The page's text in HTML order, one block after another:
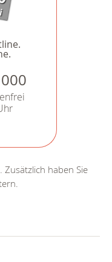
000
Zusätzlich haben Sie